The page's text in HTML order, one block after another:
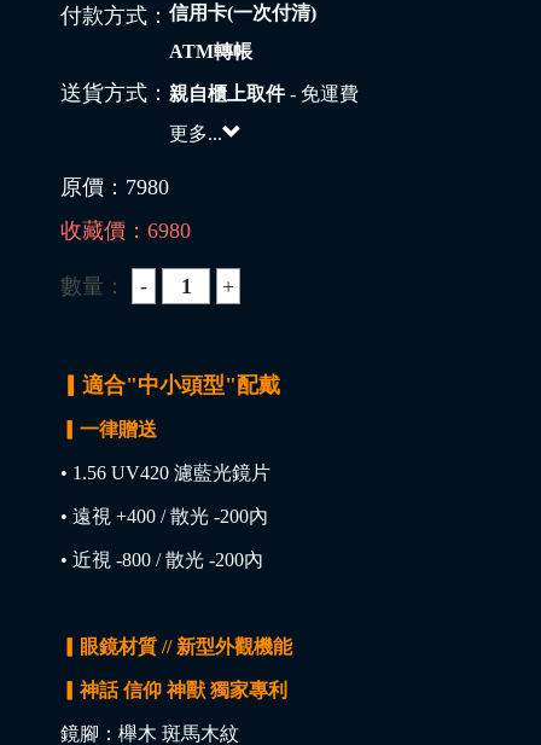
付款方式： 信用卡(一次付清)
ATM轉帳
送貨方式： 親自櫃上取件- 免運費
更多...
原價： 7980
收藏價： 6980
數量：
▎適合"中小頭型"配戴
▎一律贈送
• 1.56 UV420 濾藍光鏡片
• 遠視 +400 / 散光 -200內
• 近視 -800 / 散光 -200內
▎眼鏡材質 // 新型外觀機能
▎神話 信仰 神獸 獨家專利
鏡腳：櫸木 斑馬木紋